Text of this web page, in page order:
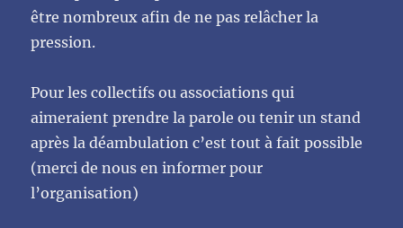
être nombreux afin de ne pas relâcher la
pression.
Pour les collectifs ou associations qui
aimeraient prendre la parole ou tenir un stand
après la déambulation c’est tout à fait possible
(merci de nous en informer pour
l’organisation)